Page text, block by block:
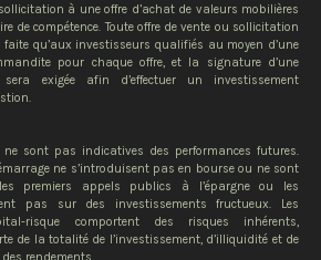
à une offre d’achat de valeurs mobilières
de compétence. Toute offre de vente ou sollicitation
faite qu’aux investisseurs qualifiés au moyen d’une
pour chaque offre, et la signature d’une
exigée afin d’effectuer un investissement
ne sont pas indicatives des performances futures.
ne s’introduisent pas en bourse ou ne sont
premiers appels publics à l’épargne ou les
pas sur des investissements fructueux. Les
risque comportent des risques inhérents,
de la totalité de l’investissement, d’illiquidité et de
rendements.